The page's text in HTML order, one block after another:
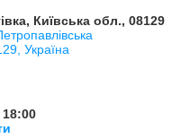
Київська обл., 08129
Україна